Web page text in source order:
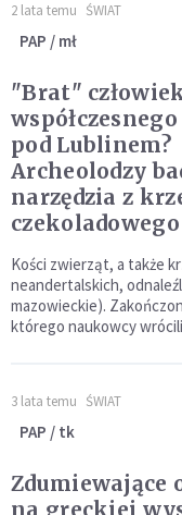
2 lata temu ŚWIAT
PAP / mł
"Brat"
pod Lublinem?
Archeolodzy
narzędzia z
czekoladowego
Kości zwierząt, a także
neandertalskich,
mazowieckie).
którego naukowcy
3 lata temu ŚWIAT
PAP / tk
Zdumiewające
na greckiej